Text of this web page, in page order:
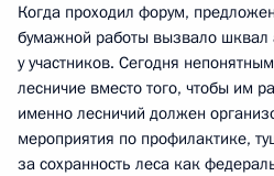
Когда проходил форум,
бумажной работы вызвало шквал
у участников. Сегодня
лесничие вместо того, чтобы им
именно лесничий должен
мероприятия по профилактике,
за сохранность леса как